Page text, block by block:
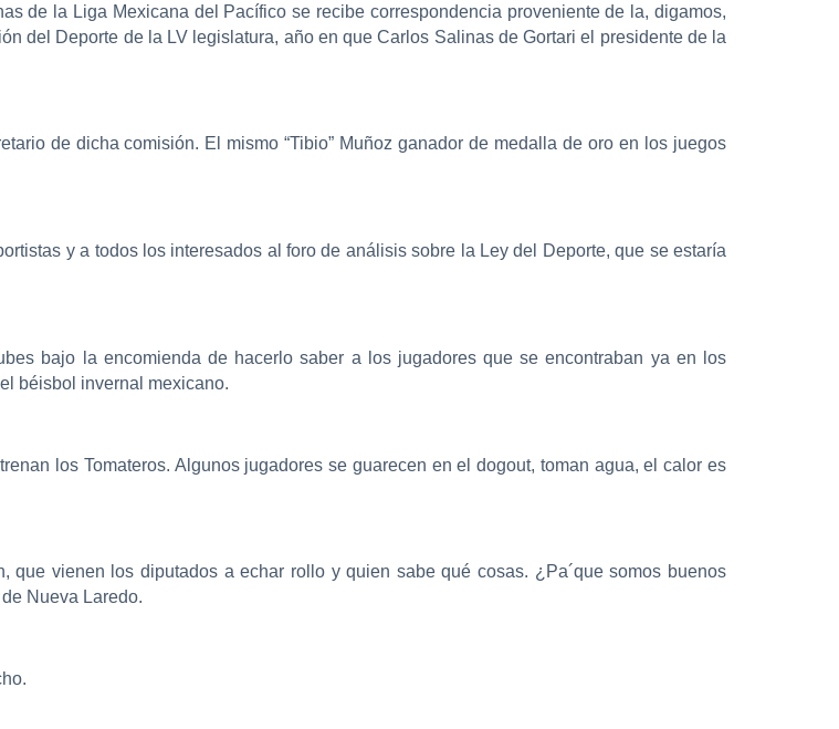
de la Liga Mexicana del Pacífico se recibe correspondencia proveniente de la, digamos,
del Deporte de la LV legislatura, año en que Carlos Salinas de Gortari el presidente de la
de dicha comisión. El mismo “Tibio” Muñoz ganador de medalla de oro en los juegos
y a todos los interesados al foro de análisis sobre la Ley del Deporte, que se estaría
bajo la encomienda de hacerlo saber a los jugadores que se encontraban ya en los
béisbol invernal mexicano.
los Tomateros. Algunos jugadores se guarecen en el dogout, toman agua, el calor es
que vienen los diputados a echar rollo y quien sabe qué cosas. ¿Pa´que somos buenos
Nueva Laredo.